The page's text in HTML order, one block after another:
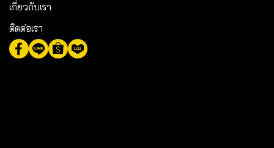
เกี่ยวกับเรา
ติดต่อเรา